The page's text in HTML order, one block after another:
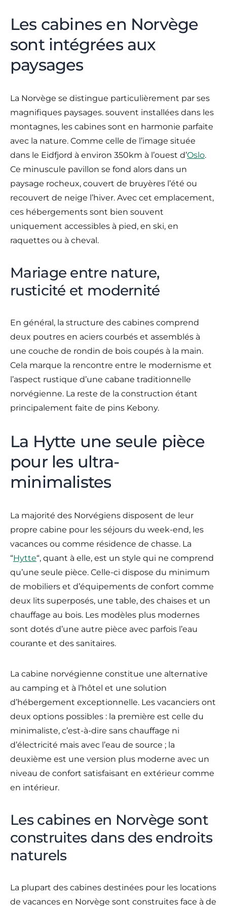
Les cabines en Norvège
sont intégrées aux
paysages
La Norvège se distingue particulièrement par ses
magnifiques paysages. souvent installées dans les
montagnes, les cabines sont en harmonie parfaite
avec la nature. Comme celle de l’image située
dans le Eidfjord à environ 350km à l’ouest d’Oslo.
Ce minuscule pavillon se fond alors dans un
paysage rocheux, couvert de bruyères l’été ou
recouvert de neige l’hiver. Avec cet emplacement,
ces hébergements sont bien souvent
uniquement accessibles à pied, en ski, en
raquettes ou à cheval.
Mariage entre nature,
rusticité et modernité
En général, la structure des cabines comprend
deux poutres en aciers courbés et assemblés à
une couche de rondin de bois coupés à la main.
Cela marque la rencontre entre le modernisme et
l’aspect rustique d’une cabane traditionnelle
norvégienne. La reste de la construction étant
principalement faite de pins Kebony.
La Hytte une seule pièce
pour les ultra-
minimalistes
La majorité des Norvégiens disposent de leur
propre cabine pour les séjours du week-end, les
vacances ou comme résidence de chasse. La
“Hytte“, quant à elle, est un style qui ne comprend
qu’une seule pièce. Celle-ci dispose du minimum
de mobiliers et d’équipements de confort comme
deux lits superposés, une table, des chaises et un
chauffage au bois. Les modèles plus modernes
sont dotés d’une autre pièce avec parfois l’eau
courante et des sanitaires.
La cabine norvégienne constitue une alternative
au camping et à l’hôtel et une solution
d’hébergement exceptionnelle. Les vacanciers ont
deux options possibles : la première est celle du
minimaliste, c’est-à-dire sans chauffage ni
d’électricité mais avec l’eau de source ; la
deuxième est une version plus moderne avec un
niveau de confort satisfaisant en extérieur comme
en intérieur.
Les cabines en Norvège sont
construites dans des endroits
naturels
La plupart des cabines destinées pour les locations
de vacances en Norvège sont construites face à de